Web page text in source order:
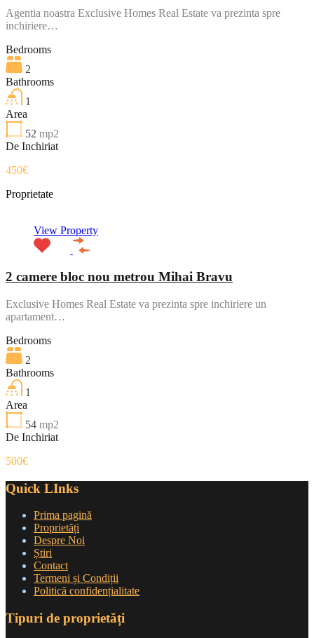
Agentia noastra Exclusive Homes Real Estate va prezinta spre
inchiriere…
Bedrooms
2
Bathrooms
1
Area
52 mp2
De Inchiriat
450€
Proprietate
View Property
2 camere bloc nou metrou Mihai Bravu
Exclusive Homes Real Estate va prezinta spre inchiriere un
apartament…
Bedrooms
2
Bathrooms
1
Area
54 mp2
De Inchiriat
500€
Quick LInks
Prima pagină
Proprietăți
Despre Noi
Știri
Contact
Termeni și Condiții
Politică confidențialitate
Tipuri de proprietăți